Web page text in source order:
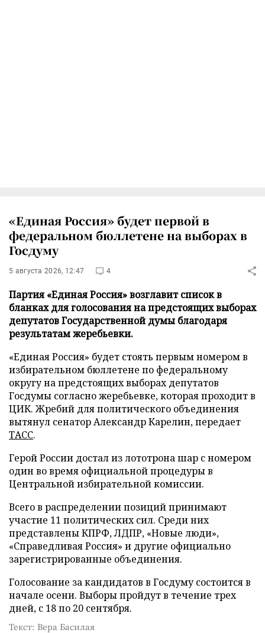
«Единая Россия» будет первой в
федеральном бюллетене на выборах в
Госдуму
5 августа 2026, 12:47 4
Партия «Единая Россия» возглавит список в
бланках для голосования на предстоящих выборах
депутатов Государственной думы благодаря
результатам жеребьевки.
«Единая Россия» будет стоять первым номером в
избирательном бюллетене по федеральному
округу на предстоящих выборах депутатов
Госдумы согласно жеребьевке, которая проходит в
ЦИК. Жребий для политического объединения
вытянул сенатор Александр Карелин, передает
ТАСС.
Герой России достал из лототрона шар с номером
один во время официальной процедуры в
Центральной избирательной комиссии.
Всего в распределении позиций принимают
участие 11 политических сил. Среди них
представлены КПРФ, ЛДПР, «Новые люди»,
«Справедливая Россия» и другие официально
зарегистрированные объединения.
Голосование за кандидатов в Госдуму состоится в
начале осени. Выборы пройдут в течение трех
дней, с 18 по 20 сентября.
Текст: Вера Басилая